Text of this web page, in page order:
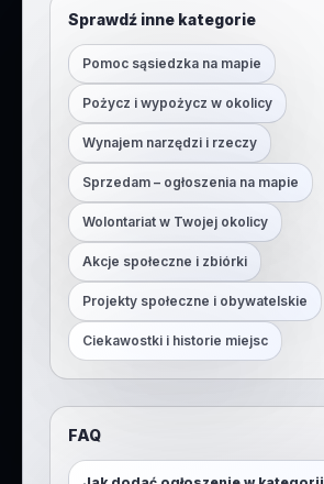
Sprawdź inne kategorie
Pomoc sąsiedzka na mapie
Pożycz i wypożycz w okolicy
Wynajem narzędzi i rzeczy
Sprzedam – ogłoszenia na mapie
Wolontariat w Twojej okolicy
Akcje społeczne i zbiórki
Projekty społeczne i obywatelskie
Ciekawostki i historie miejsc
FAQ